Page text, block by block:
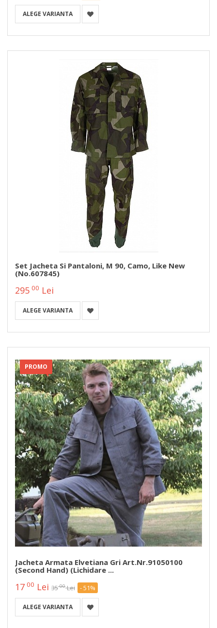
ALEGE VARIANTA
Set Jacheta Si Pantaloni, M 90, Camo, Like New
(No.607845)
295 00 Lei
ALEGE VARIANTA
PROMO
Jacheta Armata Elvetiana Gri Art.Nr.91050100
(second Hand) (Lichidare ...
17 00 Lei 3500 Lei - 51%
ALEGE VARIANTA